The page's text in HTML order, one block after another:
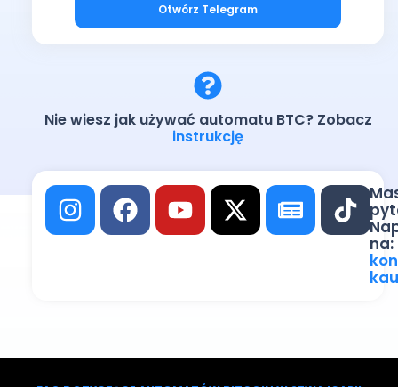
Otwórz Telegram
Nie wiesz jak używać automatu BTC? Zobacz
instrukcję
na: